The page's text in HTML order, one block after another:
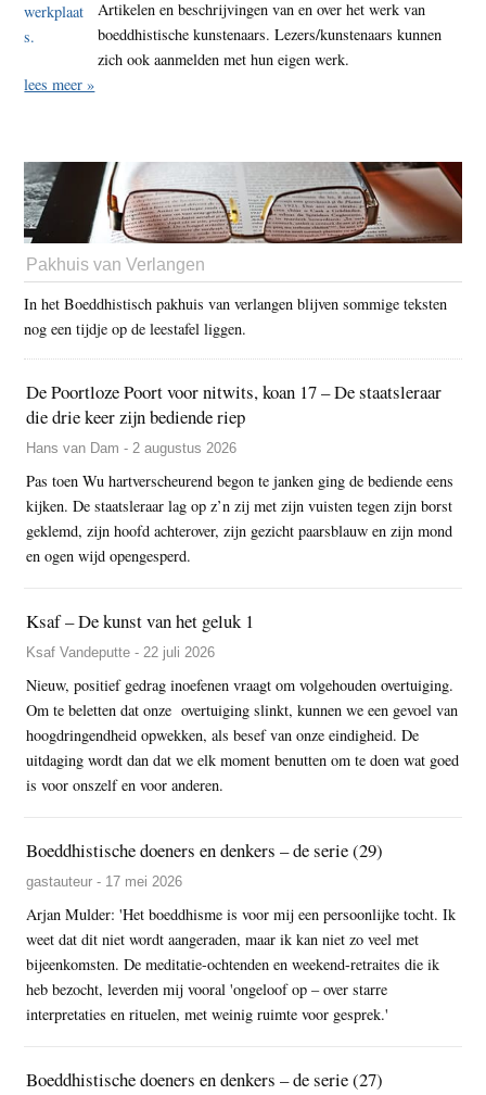
Artikelen en beschrijvingen van en over het werk van
boeddhistische kunstenaars. Lezers/kunstenaars kunnen
zich ook aanmelden met hun eigen werk.
lees meer »
Pakhuis van Verlangen
In het Boeddhistisch pakhuis van verlangen blijven sommige teksten
nog een tijdje op de leestafel liggen.
De Poortloze Poort voor nitwits, koan 17 – De staatsleraar
die drie keer zijn bediende riep
Hans van Dam - 2 augustus 2026
Pas toen Wu hartverscheurend begon te janken ging de bediende eens
kijken. De staatsleraar lag op z’n zij met zijn vuisten tegen zijn borst
geklemd, zijn hoofd achterover, zijn gezicht paarsblauw en zijn mond
en ogen wijd opengesperd.
Ksaf – De kunst van het geluk 1
Ksaf Vandeputte - 22 juli 2026
Nieuw, positief gedrag inoefenen vraagt om volgehouden overtuiging.
Om te beletten dat onze overtuiging slinkt, kunnen we een gevoel van
hoogdringendheid opwekken, als besef van onze eindigheid. De
uitdaging wordt dan dat we elk moment benutten om te doen wat goed
is voor onszelf en voor anderen.
Boeddhistische doeners en denkers – de serie (29)
gastauteur - 17 mei 2026
Arjan Mulder: 'Het boeddhisme is voor mij een persoonlijke tocht. Ik
weet dat dit niet wordt aangeraden, maar ik kan niet zo veel met
bijeenkomsten. De meditatie-ochtenden en weekend-retraites die ik
heb bezocht, leverden mij vooral 'ongeloof op – over starre
interpretaties en rituelen, met weinig ruimte voor gesprek.'
Boeddhistische doeners en denkers – de serie (27)